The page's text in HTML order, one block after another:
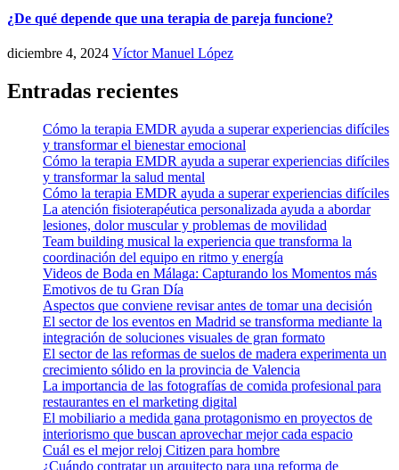
¿De qué depende que una terapia de pareja funcione?
diciembre 4, 2024 Víctor Manuel López
Entradas recientes
Cómo la terapia EMDR ayuda a superar experiencias difíciles
y transformar el bienestar emocional
Cómo la terapia EMDR ayuda a superar experiencias difíciles
y transformar la salud mental
Cómo la terapia EMDR ayuda a superar experiencias difíciles
La atención fisioterapéutica personalizada ayuda a abordar
lesiones, dolor muscular y problemas de movilidad
Team building musical la experiencia que transforma la
coordinación del equipo en ritmo y energía
Videos de Boda en Málaga: Capturando los Momentos más
Emotivos de tu Gran Día
Aspectos que conviene revisar antes de tomar una decisión
El sector de los eventos en Madrid se transforma mediante la
integración de soluciones visuales de gran formato
El sector de las reformas de suelos de madera experimenta un
crecimiento sólido en la provincia de Valencia
La importancia de las fotografías de comida profesional para
restaurantes en el marketing digital
El mobiliario a medida gana protagonismo en proyectos de
interiorismo que buscan aprovechar mejor cada espacio
Cuál es el mejor reloj Citizen para hombre
¿Cuándo contratar un arquitecto para una reforma de